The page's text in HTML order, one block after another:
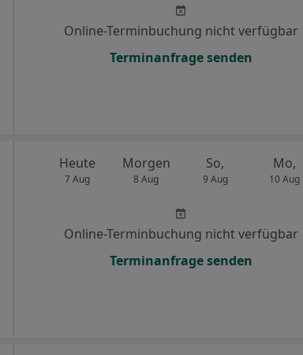
Online-Terminbuchung nicht verfügbar
Terminanfrage senden
Heute
7 Aug
Morgen
8 Aug
So,
9 Aug
Mo,
10 Aug
Online-Terminbuchung nicht verfügbar
Terminanfrage senden